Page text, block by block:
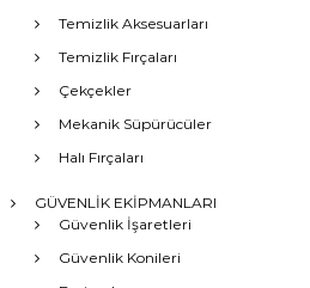
Temizlik Aksesuarları
Temizlik Fırçaları
Çekçekler
Mekanik Süpürücüler
Halı Fırçaları
GÜVENLİK EKİPMANLARI
Güvenlik İşaretleri
Güvenlik Konileri